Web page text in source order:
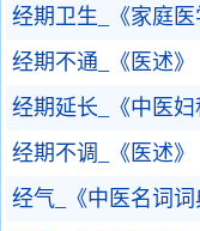
经期卫生_《家庭医
经期不通_《医述》
经期延长_《中医妇
经期不调_《医述》
经气_《中医名词词